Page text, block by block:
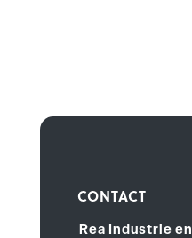
CONTACT
Rea Industrie en